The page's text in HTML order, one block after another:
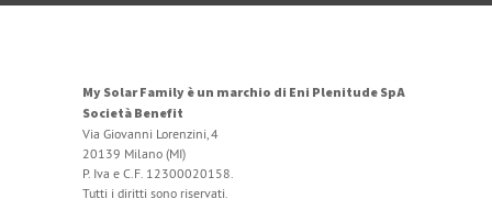
My Solar Family è un marchio di Eni Plenitude SpA
Società Benefit
Via Giovanni Lorenzini, 4
20139 Milano (MI)
P. Iva e C.F. 12300020158.
Tutti i diritti sono riservati.